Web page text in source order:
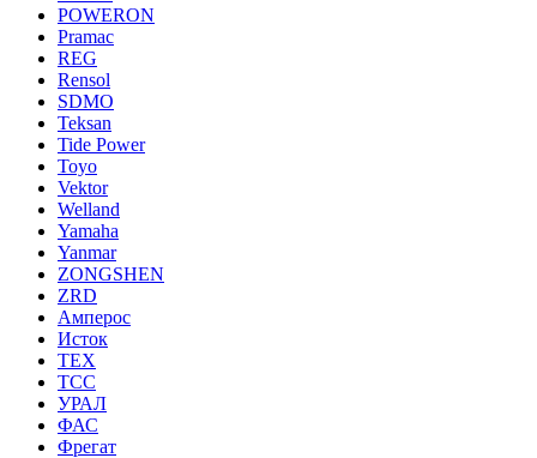
POWERON
Pramac
REG
Rensol
SDMO
Teksan
Tide Power
Toyo
Vektor
Welland
Yamaha
Yanmar
ZONGSHEN
ZRD
Амперос
Исток
ТЕХ
ТСС
УРАЛ
ФАС
Фрегат